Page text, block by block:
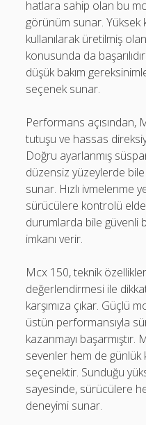
hatlara sahip olan bu
görünüm sunar. Yüksek
kullanılarak üretilmiş
konusunda da
düşük bakım
seçenek sunar.
Performans açısından,
tutuşu ve hassas
Doğru ayarlanmış
düzensiz yüzeylerde
sunar. Hızlı ivmelenme
sürücülere kontrolü
durumlarda bile güvenli
imkanı verir.
Mcx 150, teknik
değerlendirmesi ile
karşımıza çıkar. Güçlü
üstün performansıyla
kazanmayı
sevenler hem de günlük
seçenektir. Sunduğu
sayesinde, sürücülere
deneyimi sunar.